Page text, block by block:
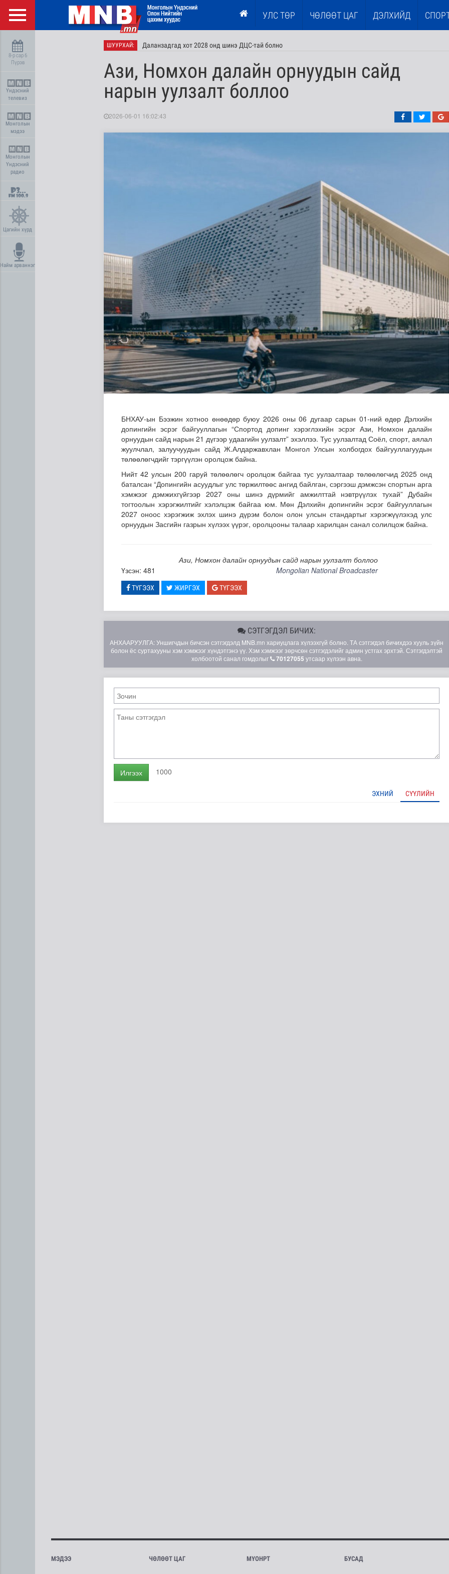
УЛС ТӨР ЧӨЛӨӨТ ЦАГ ДЭЛХИЙД
8-р сар 6
Пүрэв
Үндэсний
телевиз
Монголын
мэдээ
Монголын
Үндэсний
радио
Цагийн хүрд
Найм арваннэг
ШУУРХАЙ: Даланзадгад хот 2028 онд шинэ ДЦС-тай болно
Дундговь аймагт Нарны цахилгаан станц барих ажил үргэлжилж байна
Н.Номтойбаяр: Аймгуудад тулгамдаж буй асуудлуудыг 7 хоног бүр Засгийн газрын х..
Ази, Номхон далайн орнуудын сайд
нарын уулзалт боллоо
2026-06-01 16:02:43
БНХАУ-ын Бээжин хотноо өнөөдөр буюу 2026 оны 06 дугаар сарын 01-ний өдөр Дэлхийн
допингийн эсрэг байгууллагын “Спортод допинг хэрэглэхийн эсрэг Ази, Номхон далайн
орнуудын сайд нарын 21 дүгээр удаагийн уулзалт” эхэллээ. Тус уулзалтад Соёл, спорт, аялал
жуулчлал, залуучуудын сайд Ж.Алдаржавхлан Монгол Улсын холбогдох байгууллагуудын
төлөөлөгчдийг тэргүүлэн оролцож байна.
Нийт 42 улсын 200 гаруй төлөөлөгч оролцож байгаа тус уулзалтаар төлөөлөгчид 2025 онд
баталсан “Допингийн асуудлыг улс төржилтөөс ангид байлган, сэргээш дэмжсэн спортын арга
хэмжээг дэмжихгүйгээр 2027 оны шинэ дүрмийг амжилттай нэвтрүүлэх тухай” Дубайн
тогтоолын хэрэгжилтийг хэлэлцэж байгаа юм. Мөн Дэлхийн допингийн эсрэг байгууллагын
2027 оноос хэрэгжиж эхлэх шинэ дүрэм болон олон улсын стандартыг хэрэгжүүлэхэд улс
орнуудын Засгийн газрын хүлээх үүрэг, оролцооны талаар харилцан санал солилцож байна.
Ази, Номхон далайн орнуудын сайд нарын уулзалт боллоо
Үзсэн: 481
Mongolian National Broadcaster
ТҮГЭЭХ ЖИРГЭХ ТҮГЭЭХ
СЭТГЭГДЭЛ БИЧИХ:
АНХААРУУЛГА: Уншигчдын бичсэн сэтгэгдэлд MNB.mn хариуцлага хүлээхгүй болно. ТА сэтгэгдэл бичихдээ хууль зүйн
болон ёс суртахууны хэм хэмжээг хүндэтгэнэ үү. Хэм хэмжээг зөрчсөн сэтгэгдэлийг админ устгах эрхтэй. Сэтгэгдэлтэй
холбоотой санал гомдолыг
70127055 утсаар хүлээн авна.
Илгээх 1000
ЭХНИЙ СҮҮЛИЙН
МЭДЭЭ ЧӨЛӨӨТ ЦАГ МҮОНРТ БУСАД